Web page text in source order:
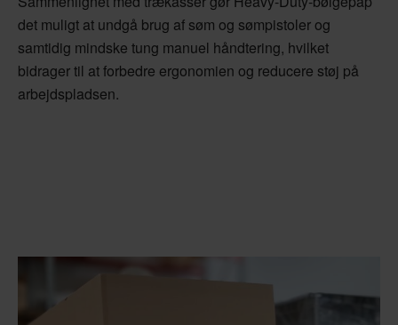
det muligt at undgå brug af søm og sømpistoler og
samtidig mindske tung manuel håndtering, hvilket
bidrager til at forbedre ergonomien og reducere støj på
arbejdspladsen.